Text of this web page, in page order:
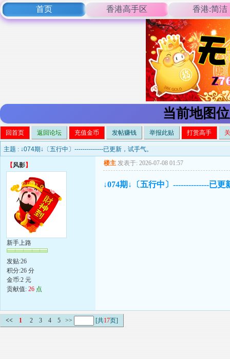
首页 香港高手区 香港:简洁
当前地图
回首页 返回论坛 充值金币 发帖赚钱 举报此贴 打赏高手
主题 : ↓074期↓〔五行中〕--------------已更新，试手气。
【风影】
新手上路
发贴:26
积分:26 分
金币:2 元
贡献值: 26 点
楼主 发表于: 2026-07-08 01:57
↓074期↓〔五行中〕--------------已更
<< 1 2 3 4 5 >> [共17页]